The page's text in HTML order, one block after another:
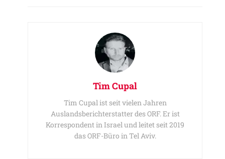
Tim Cupal
Tim Cupal ist seit vielen Jahren
Auslandsberichterstatter des ORF. Er ist
Korrespondent in Israel und leitet seit 2019
das ORF-Büro in Tel Aviv.